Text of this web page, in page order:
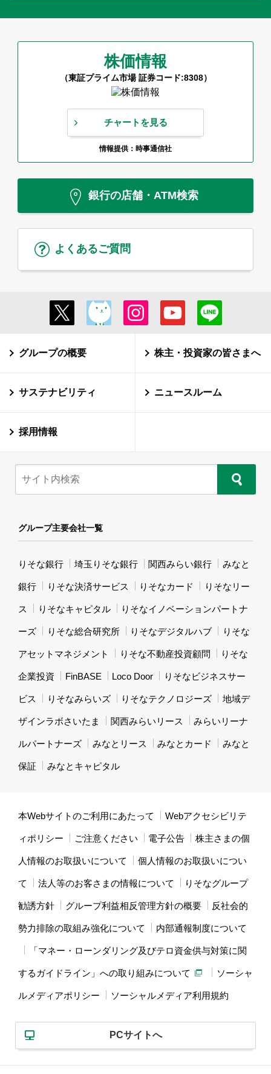
株価情報
（東証プライム市場 証券コード:8308）
チャートを見る
情報提供：時事通信社
銀行の店舗・ATM検索
よくあるご質問
グループの概要 株主・投資家の皆さまへ
サステナビリティ ニュースルーム
採用情報
グループ主要会社一覧
りそな銀行 埼玉りそな銀行 関西みらい銀行 みなと
銀行 りそな決済サービス りそなカード りそなリー
ス りそなキャピタル りそなイノベーションパートナ
ーズ りそな総合研究所 りそなデジタルハブ りそな
アセットマネジメント りそな不動産投資顧問 りそな
企業投資 FinBASE Loco Door りそなビジネスサー
ビス りそなみらいズ りそなテクノロジーズ 地域デ
ザインラボさいたま 関西みらいリース みらいリーナ
ルパートナーズ みなとリース みなとカード みなと
保証 みなとキャピタル
本Webサイトのご利用にあたって Webアクセシビリテ
ィポリシー ご注意ください 電子公告 株主さまの個
人情報のお取扱いについて 個人情報のお取扱いについ
て 法人等のお客さまの情報について りそなグループ
勧誘方針 グループ利益相反管理方針の概要 反社会的
勢力排除の取組み強化について 内部通報制度について
「マネー・ローンダリング及びテロ資金供与対策に関
するガイドライン」への取り組みについて ソーシャ
ルメディアポリシー ソーシャルメディア利用規約
PCサイトへ